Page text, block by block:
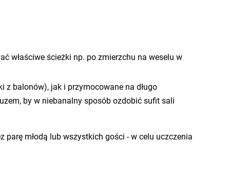
właściwe ścieżki np. po zmierzchu na weselu w
z balonów), jak i przymocowane na długo
by w niebanalny sposób ozdobić sufit sali
parę młodą lub wszystkich gości - w celu uczczenia